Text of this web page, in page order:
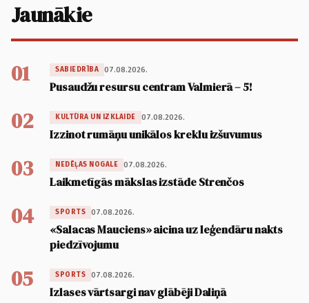
Jaunākie
01 SABIEDRĪBA 07.08.2026.
Pusaudžu resursu centram Valmierā – 5!
02 KULTŪRA UN IZKLAIDE 07.08.2026.
Izzinot rumāņu unikālos kreklu izšuvumus
03 NEDĒĻAS NOGALE 07.08.2026.
Laikmetīgās mākslas izstāde Strenčos
04 SPORTS 07.08.2026.
«Salacas Mauciens» aicina uz leģendāru nakts
piedzīvojumu
05 SPORTS 07.08.2026.
Izlases vārtsargi nav glābēji Daliņā